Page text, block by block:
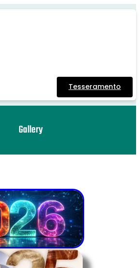
Tesseramento
Gallery